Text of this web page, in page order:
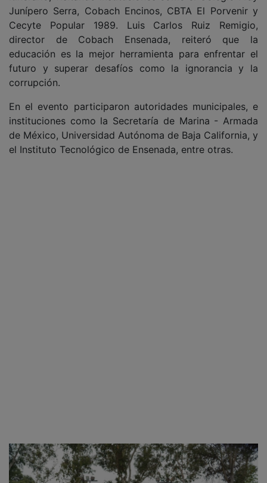
Junípero Serra, Cobach Encinos, CBTA El Porvenir y
Cecyte Popular 1989. Luis Carlos Ruiz Remigio,
director de Cobach Ensenada, reiteró que la
educación es la mejor herramienta para enfrentar el
futuro y superar desafíos como la ignorancia y la
corrupción.
En el evento participaron autoridades municipales, e
instituciones como la Secretaría de Marina - Armada
de México, Universidad Autónoma de Baja California, y
el Instituto Tecnológico de Ensenada, entre otras.